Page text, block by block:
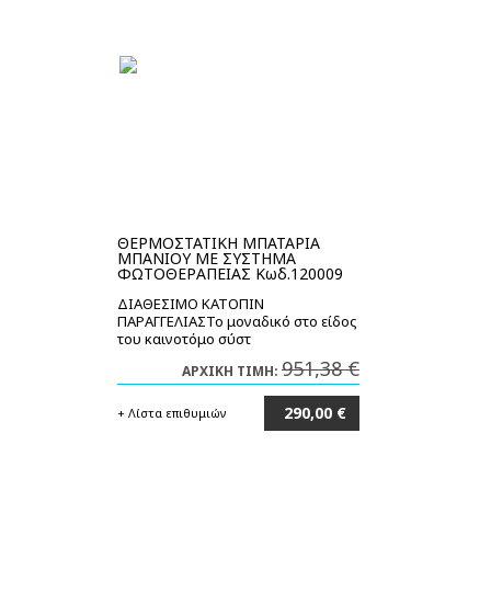
ΘΕΡΜΟΣΤΑΤΙΚΗ ΜΠΑΤΑΡΙΑ
ΜΠΑΝΙΟΥ ΜΕ ΣΥΣΤΗΜΑ
ΦΩΤΟΘΕΡΑΠΕΙΑΣ Κωδ.120009
ΔΙΑΘΕΣΙΜΟ ΚΑΤΟΠΙΝ
ΠΑΡΑΓΓΕΛΙΑΣΤο μοναδικό στο είδος
του καινοτόμο σύστ
ΑΡΧΙΚΗ ΤΙΜΗ: 951,38 €
+ Λίστα επιθυμιών 290,00 €